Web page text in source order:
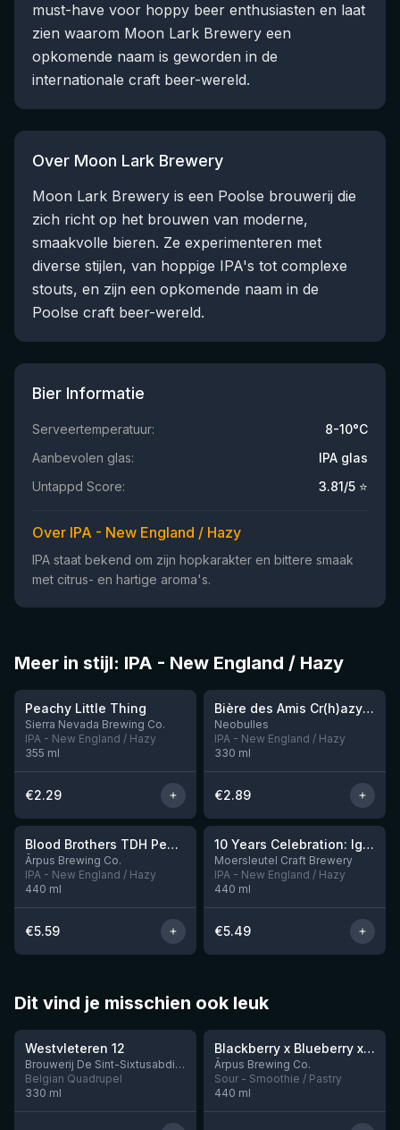
must-have voor hoppy beer enthusiasten en laat
zien waarom Moon Lark Brewery een
opkomende naam is geworden in de
internationale craft beer-wereld.
Over Moon Lark Brewery
Moon Lark Brewery is een Poolse brouwerij die
zich richt op het brouwen van moderne,
smaakvolle bieren. Ze experimenteren met
diverse stijlen, van hoppige IPA's tot complexe
stouts, en zijn een opkomende naam in de
Poolse craft beer-wereld.
Bier Informatie
Serveertemperatuur:
8-10°C
Aanbevolen glas:
IPA glas
Untappd Score:
3.81/5 ⭐
Over IPA - New England / Hazy
IPA staat bekend om zijn hopkarakter en bittere smaak
met citrus- en hartige aroma's.
Meer in stijl: IPA - New England / Hazy
★3.63
Peachy Little Thing
Sierra Nevada Brewing Co.
IPA - New England / Hazy
355 ml
€2.29
★3.54
Bière des Amis Cr(h)azy IPA
Neobulles
IPA - New England / Hazy
330 ml
€2.89
★3.92
Blood Brothers TDH Peacharine x Taiheke x Riwaka IPA
Ārpus Brewing Co.
IPA - New England / Hazy
440 ml
€5.59
Nog 310 Years Celebration: Ignition
Moersleutel Craft Brewery
IPA - New England / Hazy
440 ml
€5.49
Dit vind je misschien ook leuk
★4.46
Westvleteren 12
Brouwerij De Sint-Sixtusabdij van Westvleteren
Belgian Quadrupel
330 ml
Nog 9
★4.3
Blackberry x Blueberry x Mango x Pineapple x Peanut Butter Smoothie Sour Ale
Ārpus Brewing Co.
Sour - Smoothie / Pastry
440 ml